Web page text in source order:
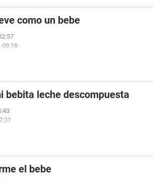
como un bebe
09:18
bebita leche descompuesta
el bebe